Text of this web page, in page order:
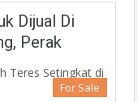
Dijual Di
Perak
For Sale